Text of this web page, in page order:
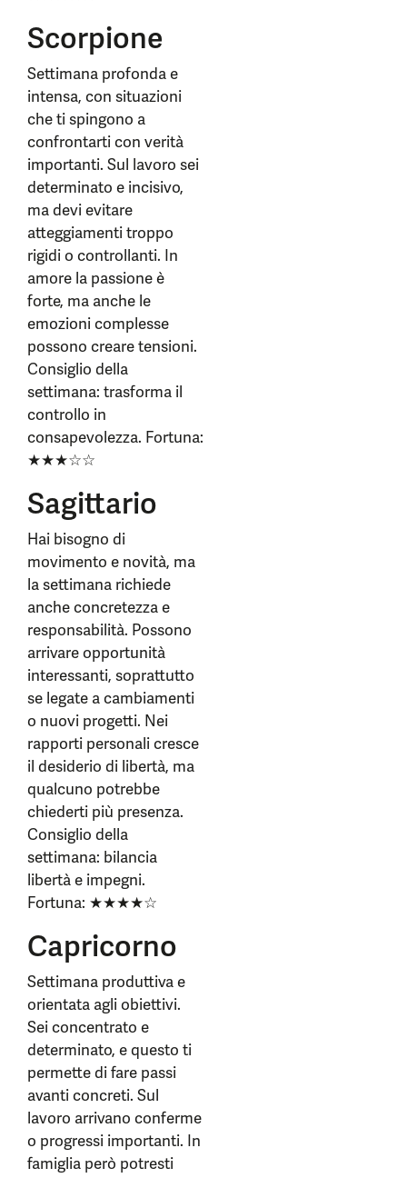
Scorpione
Settimana profonda e
intensa, con situazioni
che ti spingono a
confrontarti con verità
importanti. Sul lavoro sei
determinato e incisivo,
ma devi evitare
atteggiamenti troppo
rigidi o controllanti. In
amore la passione è
forte, ma anche le
emozioni complesse
possono creare tensioni.
Consiglio della
settimana: trasforma il
controllo in
consapevolezza. Fortuna:
★★★☆☆
Sagittario
Hai bisogno di
movimento e novità, ma
la settimana richiede
anche concretezza e
responsabilità. Possono
arrivare opportunità
interessanti, soprattutto
se legate a cambiamenti
o nuovi progetti. Nei
rapporti personali cresce
il desiderio di libertà, ma
qualcuno potrebbe
chiederti più presenza.
Consiglio della
settimana: bilancia
libertà e impegni.
Fortuna: ★★★★☆
Capricorno
Settimana produttiva e
orientata agli obiettivi.
Sei concentrato e
determinato, e questo ti
permette di fare passi
avanti concreti. Sul
lavoro arrivano conferme
o progressi importanti. In
famiglia però potresti